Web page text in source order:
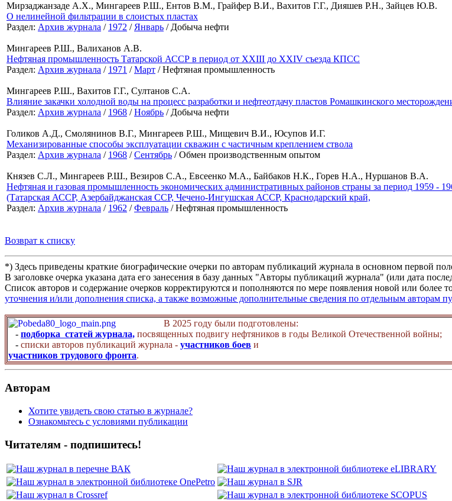
Мирзаджанзаде А.Х., Мингареев Р.Ш., Ентов В.М., Грайфер В.И., Вахитов Г.Г., Дияшев Р.Н., Зайцев Ю.В.
О нелинейной фильтрации в слоистых пластах
Раздел: Архив журнала / 1972 / Январь / Добыча нефти
Мингареев Р.Ш., Валиханов А.В.
Нефтяная промышленность Татарской АССР в период от XXIII до XXIV съезда КПСС
Раздел: Архив журнала / 1971 /Март / Нефтяная промышленность
Мингареев Р.Ш., Вахитов Г.Г., Султанов С.А.
Влияние закачки холодной воды на процесс разработки и нефтеотдачу пластов Ромашкинского
Раздел: Архив журнала / 1968 /Ноябрь / Добыча нефти
Голиков А.Д., Смолянинов В.Г., Мингареев Р.Ш., Мищевич В.И., Юсупов И.Г.
Механизированные способы эксплуатации скважин с частичным креплением ствола
Раздел: Архив журнала / 1968 /Сентябрь / Обмен производственным опытом
Князев С.Л., Мингареев Р.Ш., Везиров С.А., Евсеенко М.А., Байбаков Н.К., Горев Н.А., Нуршанов В.А.
Нефтяная и газовая промышленность экономических административных районов страны за период 1959 -
(Татарская АССР, Азербайджанская ССР, Чечено-Ингушская АССР, Краснодарский край,
Раздел: Архив журнала / 1962 /Февраль / Нефтяная промышленность
Возврат к списку
*) Здесь приведены краткие биографические очерки по авторам публикаций журнала в основном первой
В заголовке очерка указана дата его занесения в базу данных "Авторы публикаций журнала" (или дата
Список авторов и содержание очерков корректируются и пополняются по мере появления новой или более
уточнения и/или дополнения списка, а также возможные дополнительные сведения по отдельным авторам
В 2025 году были подготовлены:
- подборка статей журнала, посвященных подвигу нефтяников в годы Великой Отечественной войны;
- списки авторов публикаций журнала - участников боев и
участников трудового фронта.
Авторам
Хотите увидеть свою статью в журнале?
Ознакомьтесь с условиями публикации
Читателям - подпишитесь!